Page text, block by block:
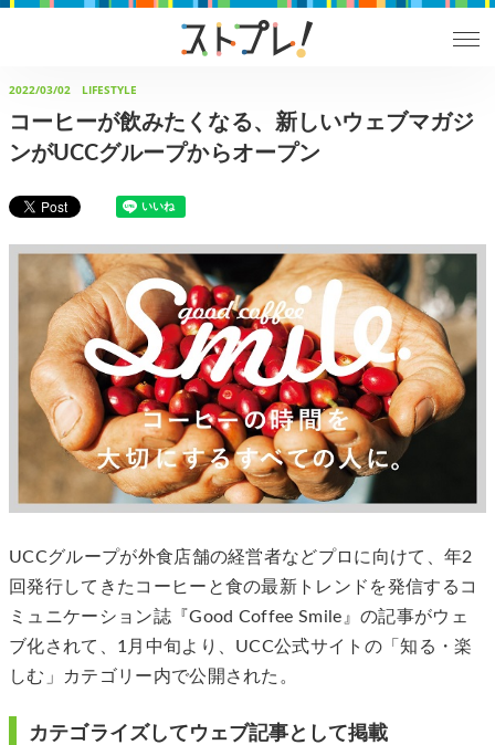
2022/03/02 LIFESTYLE
コーヒーが飲みたくなる、新しいウェブマガジ
ンがUCCグループからオープン
UCCグループが外食店舗の経営者などプロに向けて、年2
回発行してきたコーヒーと食の最新トレンドを発信するコ
ミュニケーション誌『Good Coffee Smile』の記事がウェ
ブ化されて、1月中旬より、UCC公式サイトの「知る・楽
しむ」カテゴリー内で公開された。
カテゴライズしてウェブ記事として掲載